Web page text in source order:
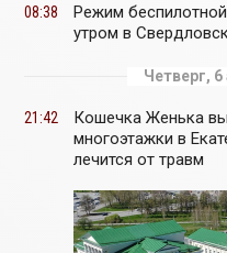
08:38
Режим
утром в
Четверг, 6
21:42
Кошечка Женька
многоэтажки в
лечится от травм